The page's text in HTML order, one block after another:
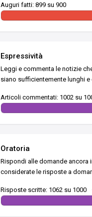
Auguri fatti: 899 su 900
Espressività
Leggi e commenta le notizie
siano sufficientemente lunghi e
Articoli commentati: 1002 su
Oratoria
Rispondi alle domande ancora
considerate le risposte a
Risposte scritte: 1062 su 1000